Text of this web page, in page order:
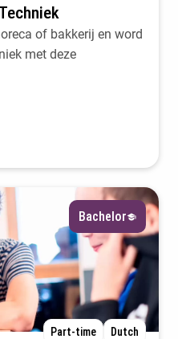
of bakkerij en word
met deze
Bachelor
Part-time Dutch